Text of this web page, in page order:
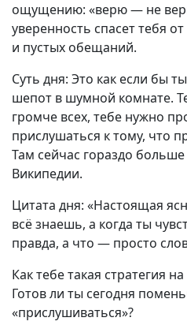
ощущению: «верю — не
уверенность спасет тебя
и пустых обещаний.
Суть дня: Это как если бы
шепот в шумной комнате.
громче всех, тебе нужно
прислушаться к тому, что
Там сейчас гораздо
Википедии.
Цитата дня: «Настоящая
всё знаешь, а когда ты
правда, а что — просто
Как тебе такая стратегия
Готов ли ты сегодня
«прислушиваться»?